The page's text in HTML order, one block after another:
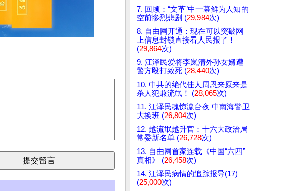
7. 回顾：“文革”中一幕鲜为人知的
空前惨烈悲剧 (29,984次)
8. 自由网开通：现在可以突破网
上信息封锁直接看人民报了！
(29,864次)
9. 江泽民爱将李岚清外孙女婿遭
警方殴打致死 (28,440次)
10. 中共的绝代佳人周恩来原来是
杀人犯兼流氓！ (28,065次)
11. 江泽民魂惊瀛台夜 中南海警卫
大换班 (26,804次)
12. 越流氓越升官：十六大政治局
常委新名单 (26,728次)
13. 自由网首家连载《中国“六四”
真相》 (26,458次)
14. 江泽民病情的追踪报导(17)
(25,000次)